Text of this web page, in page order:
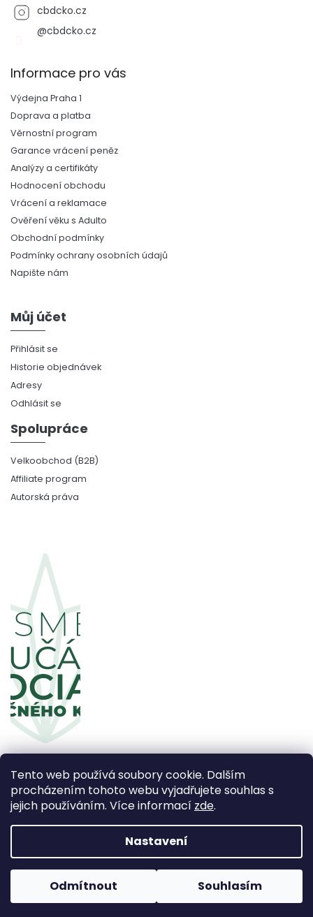
Tento web používá soubory cookie. Dalším
procházením tohoto webu vyjadřujete souhlas s
jejich používáním. Více informací zde.
Nastavení
Odmítnout Souhlasím
cbdcko.cz
@cbdcko.cz
Informace pro vás
Výdejna Praha 1
Doprava a platba
Věrnostní program
Garance vrácení peněz
Analýzy a certifikáty
Hodnocení obchodu
Vrácení a reklamace
Ověření věku s Adulto
Obchodní podmínky
Podmínky ochrany osobních údajů
Napište nám
Můj účet
Přihlásit se
Historie objednávek
Adresy
Odhlásit se
Spolupráce
Velkoobchod (B2B)
Affiliate program
Autorská práva
Vytvořil Shoptet Premium
Používámeověření věku Adulto Grafický návrh vytvořil a